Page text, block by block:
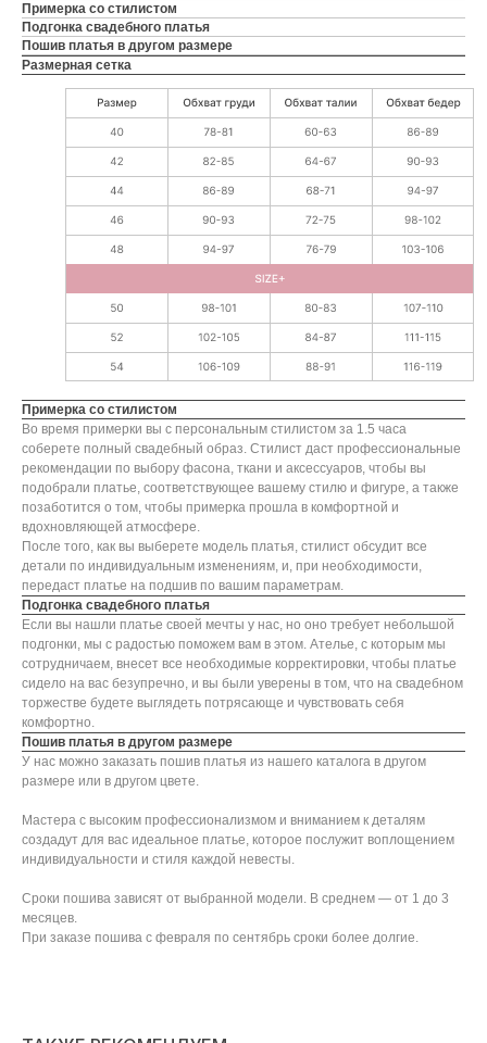
Примерка со стилистом
Подгонка свадебного платья
Пошив платья в другом размере
Размерная сетка
Примерка со стилистом
Во время примерки вы с персональным стилистом за 1.5 часа
соберете полный свадебный образ. Стилист даст профессиональные
рекомендации по выбору фасона, ткани и аксессуаров, чтобы вы
подобрали платье, соответствующее вашему стилю и фигуре, а также
позаботится о том, чтобы примерка прошла в комфортной и
вдохновляющей атмосфере.
После того, как вы выберете модель платья, стилист обсудит все
детали по индивидуальным изменениям, и, при необходимости,
передаст платье на подшив по вашим параметрам.
Подгонка свадебного платья
Если вы нашли платье своей мечты у нас, но оно требует небольшой
подгонки, мы с радостью поможем вам в этом. Ателье, с которым мы
сотрудничаем, внесет все необходимые корректировки, чтобы платье
сидело на вас безупречно, и вы были уверены в том, что на свадебном
торжестве будете выглядеть потрясающе и чувствовать себя
комфортно.
Пошив платья в другом размере
У нас можно заказать пошив платья из нашего каталога в другом
размере или в другом цвете.
Мастера с высоким профессионализмом и вниманием к деталям
создадут для вас идеальное платье, которое послужит воплощением
индивидуальности и стиля каждой невесты.
Сроки пошива зависят от выбранной модели. В среднем ― от 1 до 3
месяцев.
При заказе пошива с февраля по сентябрь сроки более долгие.